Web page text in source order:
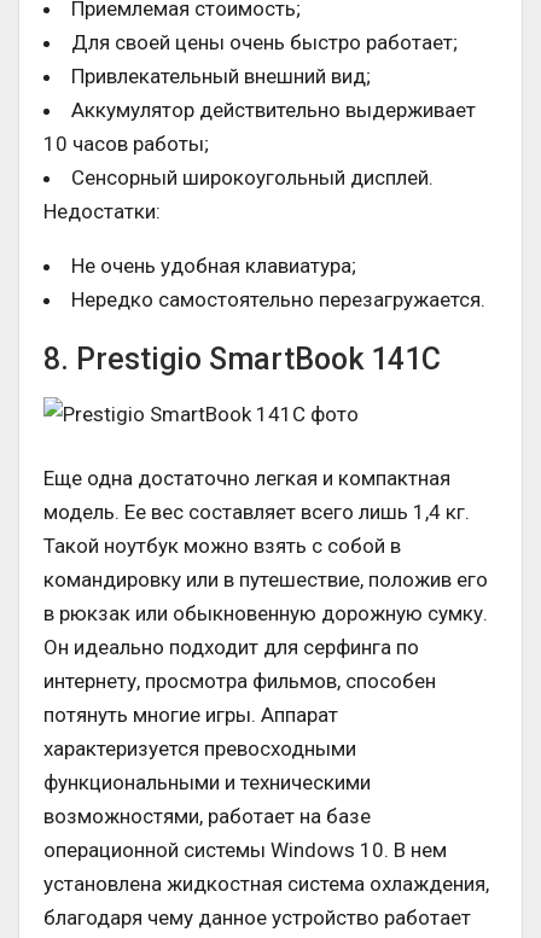
Приемлемая стоимость;
Для своей цены очень быстро работает;
Привлекательный внешний вид;
Аккумулятор действительно выдерживает
10 часов работы;
Сенсорный широкоугольный дисплей.
Недостатки:
Не очень удобная клавиатура;
Нередко самостоятельно перезагружается.
8. Prestigio SmartBook 141C
Еще одна достаточно легкая и компактная
модель. Ее вес составляет всего лишь 1,4 кг.
Такой ноутбук можно взять с собой в
командировку или в путешествие, положив его
в рюкзак или обыкновенную дорожную сумку.
Он идеально подходит для серфинга по
интернету, просмотра фильмов, способен
потянуть многие игры. Аппарат
характеризуется превосходными
функциональными и техническими
возможностями, работает на базе
операционной системы Windows 10. В нем
установлена жидкостная система охлаждения,
благодаря чему данное устройство работает